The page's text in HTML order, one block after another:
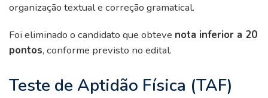
organização textual e correção gramatical.
Foi eliminado o candidato que obteve nota inferior a 20
pontos, conforme previsto no edital.
Teste de Aptidão Física (TAF)